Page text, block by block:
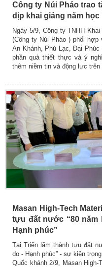
Công ty Núi Pháo trao
dịp khai giảng năm học
Ngày 5/9, Công ty TNHH
(Công ty Núi Pháo ) phối
An Khánh, Phú Lạc, Đại Phúc
phần quà thiết thực và ý
thêm niềm tin và động lực
Masan High-Tech
tựu đất nước “80
Hạnh phúc”
Tại Triển lãm thành tựu đất
do - Hạnh phúc” - sự kiện
Quốc khánh 2/9, Masan